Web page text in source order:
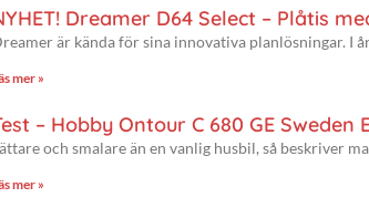
Dreamer D64 Select – Plåtis
är kända för sina innovativa planlösningar. I
mer »
– Hobby Ontour C 680 GE Sweden
och smalare än en vanlig husbil, så beskriver
mer »